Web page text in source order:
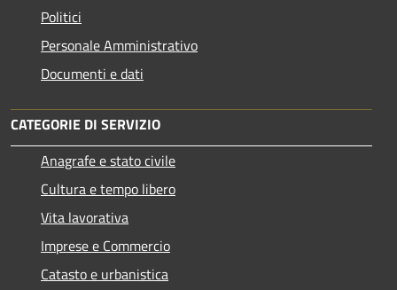
Politici
Personale Amministrativo
Documenti e dati
CATEGORIE DI SERVIZIO
Anagrafe e stato civile
Cultura e tempo libero
Vita lavorativa
Imprese e Commercio
Catasto e urbanistica